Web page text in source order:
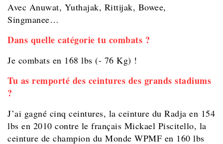
Avec Anuwat, Yuthajak, Rittijak, Bowee,
Singmanee…
Dans quelle catégorie tu combats ?
Je combats en 168 lbs (- 76 Kg) !
Tu as remporté des ceintures des grands stadiums
?
J’ai gagné cinq ceintures, la ceinture du Radja en 154
lbs en 2010 contre le français Mickael Piscitello, la
ceinture de champion du Monde WPMF en 160 lbs